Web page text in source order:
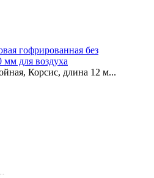
гофрированная без
мм для воздуха
Корсис, длина 12 м...